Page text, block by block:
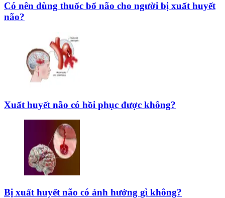
Có nên dùng thuốc bổ não cho người bị xuất huyết
não?
Xuất huyết não có hồi phục được không?
Bị xuất huyết não có ảnh hưởng gì không?